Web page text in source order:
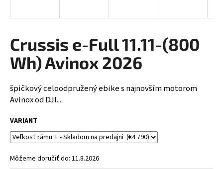
Crussis e-Full 11.11-(800
Wh) Avinox 2026
špičkový celoodpružený ebike s najnovším motorom
Avinox od DJI...
VARIANT
Môžeme doručiť do: 11.8.2026
s
ť
?
O